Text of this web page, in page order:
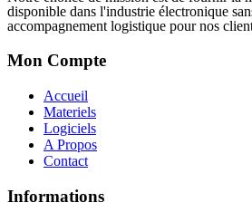
disponible dans l'industrie électronique
accompagnement logistique pour nos
Mon Compte
Accueil
Materiels
Logiciels
A Propos
Contact
Informations